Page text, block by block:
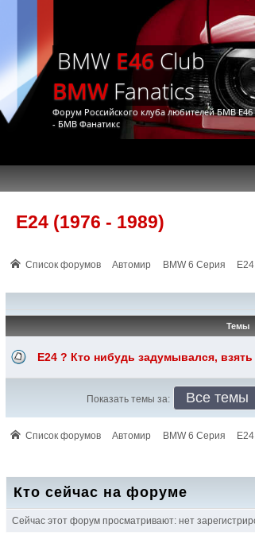
BMW E46 Club
BMWFanatics
Форум Российского клуба любителей БМВ Е46
- БМВ Фанатикс
E24 (1976 - 1989)
Список форумов Автомир BMW 6 Серия
Темы
Е24 ? Кто нибудь задумывался,
Показать темы за:
Список форумов Автомир BMW 6 Серия
Кто сейчас на форуме
Сейчас этот форум просматривают: нет